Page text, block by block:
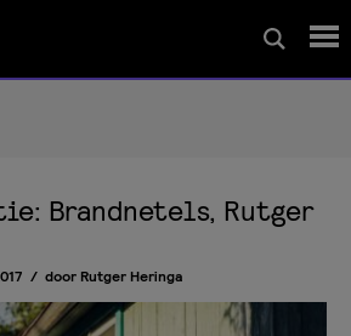
Wedstrijd
Brandnetels, Rutger
door Rutger Heringa